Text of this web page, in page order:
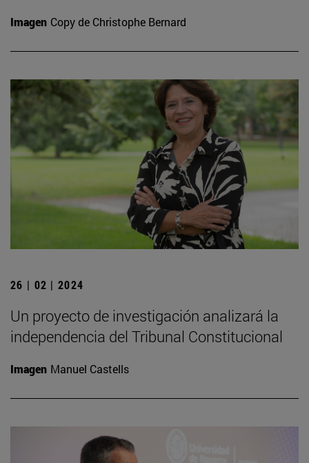
Imagen Copy de Christophe Bernard
26 | 02 | 2024
Un proyecto de investigación analizará la
independencia del Tribunal Constitucional
Imagen Manuel Castells